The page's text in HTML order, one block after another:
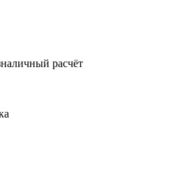
расчёт